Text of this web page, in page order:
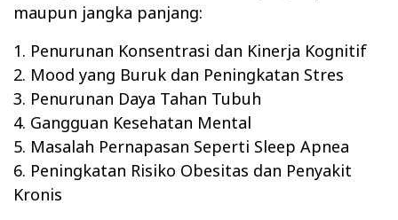
maupun jangka panjang:
1. Penurunan Konsentrasi dan Kinerja Kognitif
2. Mood yang Buruk dan Peningkatan Stres
3. Penurunan Daya Tahan Tubuh
4. Gangguan Kesehatan Mental
5. Masalah Pernapasan Seperti Sleep Apnea
6. Peningkatan Risiko Obesitas dan Penyakit
Kronis